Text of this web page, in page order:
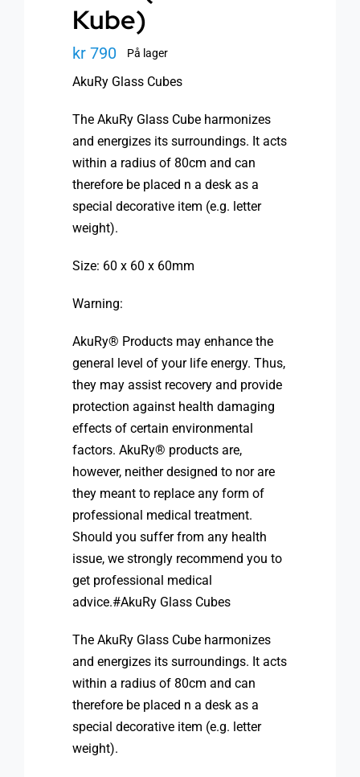
Kube)
kr 790 På lager
AkuRy Glass Cubes
The AkuRy Glass Cube harmonizes
and energizes its surroundings. It acts
within a radius of 80cm and can
therefore be placed n a desk as a
special decorative item (e.g. letter
weight).
Size: 60 x 60 x 60mm
Warning:
AkuRy® Products may enhance the
general level of your life energy. Thus,
they may assist recovery and provide
protection against health damaging
effects of certain environmental
factors. AkuRy® products are,
however, neither designed to nor are
they meant to replace any form of
professional medical treatment.
Should you suffer from any health
issue, we strongly recommend you to
get professional medical
advice.#AkuRy Glass Cubes
The AkuRy Glass Cube harmonizes
and energizes its surroundings. It acts
within a radius of 80cm and can
therefore be placed n a desk as a
special decorative item (e.g. letter
weight).